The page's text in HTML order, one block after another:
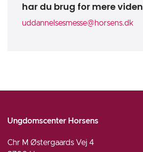
har du brug for mere viden
uddannelsesmesse@horsens.dk
Ungdomscenter Horsens
Chr M Østergaards Vej 4